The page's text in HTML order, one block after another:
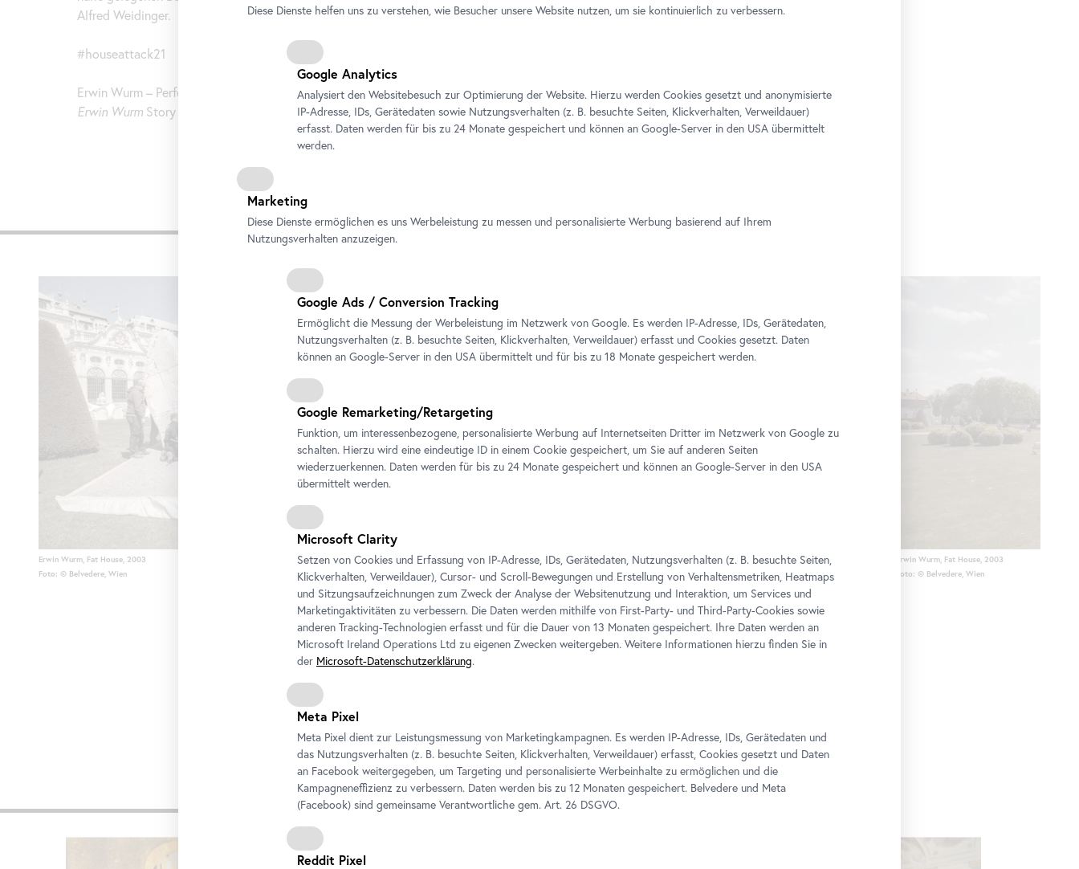
Alfred Weidinger.
#houseattack21
Erwin Wurm – Performative Skulpturen
Erwin WurmStory
Impressionen
Erwin Wurm, Fat House, 2003
Foto: © Belvedere, Wien
Erwin Wurm, FatHouse, 2003
Foto: © Belvedere, Wien
Erwin Wurm, Fat House, 2003
Foto: © Belvedere, Wien
Weitere Ausstellungen
Diese Dienste helfen uns zu verstehen, wie Besucher unsere Website nutzen, um sie kontinuierlich zu verbessern.
Google Analytics
Analysiert den Websitebesuch zur Optimierung der Website. Hierzu werden Cookies gesetzt und anonymisierte
IP-Adresse, IDs, Gerätedaten sowie Nutzungsverhalten (z. B. besuchte Seiten, Klickverhalten, Verweildauer)
erfasst. Daten werden für bis zu 24 Monate gespeichert und können an Google-Server in den USA übermittelt
werden.
Marketing
Diese Dienste ermöglichen es uns Werbeleistung zu messen und personalisierte Werbung basierend auf Ihrem
Nutzungsverhalten anzuzeigen.
Google Ads / Conversion Tracking
Ermöglicht die Messung der Werbeleistung im Netzwerk von Google. Es werden IP-Adresse, IDs, Gerätedaten,
Nutzungsverhalten (z. B. besuchte Seiten, Klickverhalten, Verweildauer) erfasst und Cookies gesetzt. Daten
können an Google-Server in den USA übermittelt und für bis zu 18 Monate gespeichert werden.
Google Remarketing/Retargeting
Funktion, um interessenbezogene, personalisierte Werbung auf Internetseiten Dritter im Netzwerk von Google zu
schalten. Hierzu wird eine eindeutige ID in einem Cookie gespeichert, um Sie auf anderen Seiten
wiederzuerkennen. Daten werden für bis zu 24 Monate gespeichert und können an Google-Server in den USA
übermittelt werden.
Microsoft Clarity
Setzen von Cookies und Erfassung von IP-Adresse, IDs, Gerätedaten, Nutzungsverhalten (z. B. besuchte Seiten,
Klickverhalten, Verweildauer), Cursor- und Scroll-Bewegungen und Erstellung von Verhaltensmetriken, Heatmaps
und Sitzungsaufzeichnungen zum Zweck der Analyse der Websitenutzung und Interaktion, um Services und
Marketingaktivitäten zu verbessern. Die Daten werden mithilfe von First-Party- und Third-Party-Cookies sowie
anderen Tracking-Technologien erfasst und für die Dauer von 13 Monaten gespeichert. Ihre Daten werden an
Microsoft Ireland Operations Ltd zu eigenen Zwecken weitergeben. Weitere Informationen hierzu finden Sie in
der Microsoft-Datenschutzerklärung.
Meta Pixel
Meta Pixel dient zur Leistungsmessung von Marketingkampagnen. Es werden IP-Adresse, IDs, Gerätedaten und
das Nutzungsverhalten (z. B. besuchte Seiten, Klickverhalten, Verweildauer) erfasst, Cookies gesetzt und Daten
an Facebook weitergegeben, um Targeting und personalisierte Werbeinhalte zu ermöglichen und die
Kampagneneffizienz zu verbessern. Daten werden bis zu 12 Monaten gespeichert. Belvedere und Meta
(Facebook) sind gemeinsame Verantwortliche gem. Art. 26 DSGVO.
Reddit Pixel